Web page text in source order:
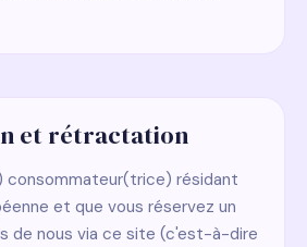
et rétractation
consommateur(trice) résidant
et que vous réservez un
de nous via ce site (c'est-à-dire